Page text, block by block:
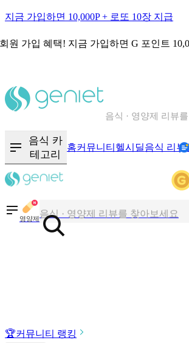
지금 가입하면 10,000P + 로또 10장 지급
원 가입 혜택! 지금 가입하면 G 포인트
음식 · 영양제 리뷰
음식 카
테고리
홈커뮤니티 헬시딜음식 리뷰
영양제
칼로리와 영양성분을 검색해보세요
혈당 · 다이어트 음식 검색해보세요
음식 · 영양제 리뷰를 찾아보세요
🏆커뮤니티 랭킹